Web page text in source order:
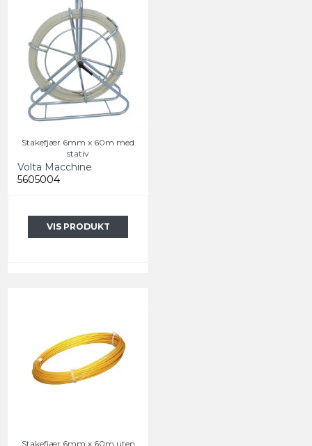
Stakefjær 6mm x 60m med
stativ
Volta Macchine
5605004
VIS PRODUKT
Stakefjær 6mm x 60m uten